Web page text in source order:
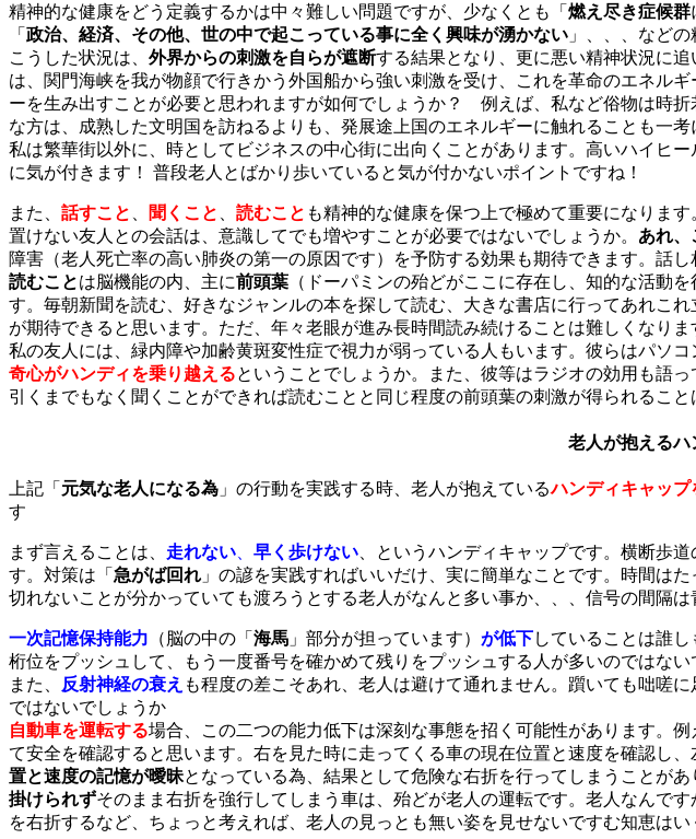
精神的な健康をどう定義するかは中々難しい問題ですが、少なくとも「 燃え尽き症候群
「 政治、経済、その他、世の中で起こっている事に全く興味が湧かない 」、、、など
こうした状況は、 外界からの刺激を自らが遮断する結果となり、更に悪い精神状況に
は、関門海峡を我が物顔で行きかう外国船から強い刺激を受け、これを革命のエネル
ーを生み出すことが必要と思われますが如何でしょうか？ 例えば、私など俗物は時
な方は、成熟した文明国を訪ねるよりも、発展途上国のエネルギーに触れることも一
私は繁華街以外に、時としてビジネスの中心街に出向くことがあります。高いハイヒ
に気が付きます！ 普段老人とばかり歩いていると気が付かないポイントですね！
また、 話すこと 聞くこと 読むこと も精神的な健康を保つ上で極めて重要になりま
置けない友人との会話は、意識してでも増やすことが必要ではないでしょうか。 あれ、
障害（老人死亡率の高い肺炎の第一の原因です）を予防する効果も期待できます。話
読むことは脳機能の内、主に前頭葉 （ドーパミンの殆どがここに存在し、知的な活動
す。毎朝新聞を読む、好きなジャンルの本を探して読む、大きな書店に行ってあれこ
が期待できると思います。ただ、年々老眼が進み長時間読み続けることは難しくなりま
私の友人には、緑内障や加齢黄斑変性症で視力が弱っている人もいます。彼らはパソ
奇心がハンディを乗り越えるということでしょうか。また、彼等はラジオの効用も語
引くまでもなく聞くことができれば読むことと同じ程度の前頭葉の刺激が得られること
老人が抱えるハ
上記「 元気な老人になる為 」の行動を実践する時、老人が抱えているハンディキャップ
す
まず言えることは、 走れない、 早く歩けない、というハンディキャップです。横断歩
す。対策は「 急がば回れ 」の諺を実践すればいいだけ、実に簡単なことです。時間は
切れないことが分かっていても渡ろうとする老人がなんと多い事か、、、信号の間隔
一次記憶保持能力 （脳の中の「 海馬 」部分が担っています） が低下していることは誰
桁位をプッシュして、もう一度番号を確かめて残りをプッシュする人が多いのではな
また、 反射神経の衰え も程度の差こそあれ、老人は避けて通れません。躓いても咄嗟
ではないでしょうか
自動車を運転する場合、この二つの能力低下は深刻な事態を招く可能性があります。
て安全を確認すると思います。右を見た時に走ってくる車の現在位置と速度を確認し
置と速度の記憶が曖昧となっている為、結果として危険な右折を行ってしまうことが
掛けられずそのまま右折を強行してしまう車は、殆どが老人の運転です。老人なんで
を右折するなど、ちょっと考えれば、老人の見っとも無い姿を見せないですむ知恵は